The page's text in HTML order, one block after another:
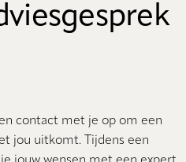
contact met je op om een
jou uitkomt. Tijdens een